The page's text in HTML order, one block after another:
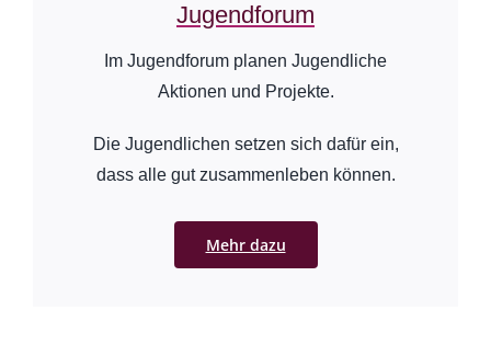
Jugendforum
Im Jugendforum planen Jugendliche
Aktionen und Projekte.
Die Jugendlichen setzen sich dafür ein,
dass alle gut zusammenleben können.
Mehr dazu